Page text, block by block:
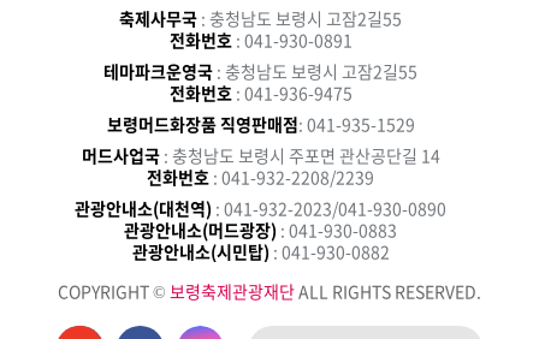
축제사무국 : 충청남도 보령시 고잠2길55
전화번호 : 041-930-0891
테마파크운영국 : 충청남도 보령시 고잠2길55
전화번호 : 041-936-9475
보령머드화장품 직영판매점: 041-935-1529
머드사업국 : 충청남도 보령시 주포면 관산공단길 14
전화번호 : 041-932-2208/2239
관광안내소(대천역) : 041-932-2023/041-930-0890
관광안내소(머드광장) : 041-930-0883
관광안내소(시민탑) : 041-930-0882
COPYRIGHT © 보령축제관광재단ALL RIGHTS RESERVED.